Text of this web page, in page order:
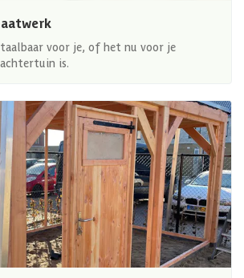
voor je, of het nu voor je
is.